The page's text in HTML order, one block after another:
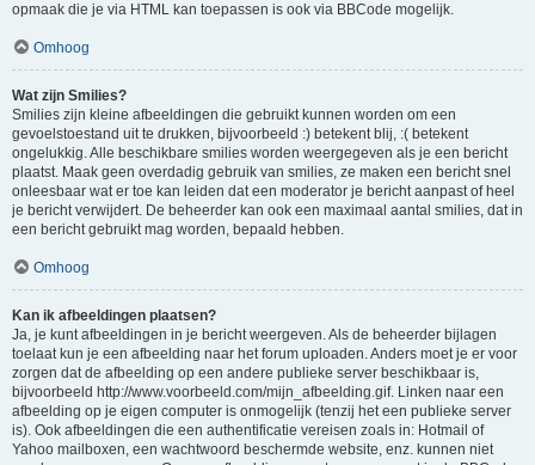
opmaak die je via HTML kan toepassen is ook via BBCode mogelijk.
Omhoog
Wat zijn Smilies?
Smilies zijn kleine afbeeldingen die gebruikt kunnen worden om een
gevoelstoestand uit te drukken, bijvoorbeeld :) betekent blij, :( betekent
ongelukkig. Alle beschikbare smilies worden weergegeven als je een bericht
plaatst. Maak geen overdadig gebruik van smilies, ze maken een bericht snel
onleesbaar wat er toe kan leiden dat een moderator je bericht aanpast of heel
je bericht verwijdert. De beheerder kan ook een maximaal aantal smilies, dat in
een bericht gebruikt mag worden, bepaald hebben.
Omhoog
Kan ik afbeeldingen plaatsen?
Ja, je kunt afbeeldingen in je bericht weergeven. Als de beheerder bijlagen
toelaat kun je een afbeelding naar het forum uploaden. Anders moet je er voor
zorgen dat de afbeelding op een andere publieke server beschikbaar is,
bijvoorbeeld http://www.voorbeeld.com/mijn_afbeelding.gif. Linken naar een
afbeelding op je eigen computer is onmogelijk (tenzij het een publieke server
is). Ook afbeeldingen die een authentificatie vereisen zoals in: Hotmail of
Yahoo mailboxen, een wachtwoord beschermde website, enz. kunnen niet